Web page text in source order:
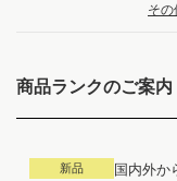
その
商品ランクのご案内
新品
国内外か